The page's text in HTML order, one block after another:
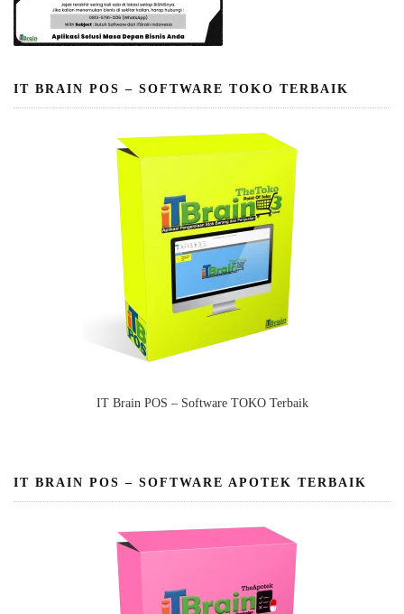
IT BRAIN POS – SOFTWARE TOKO TERBAIK
IT Brain POS – Software TOKO Terbaik
IT BRAIN POS – SOFTWARE APOTEK TERBAIK